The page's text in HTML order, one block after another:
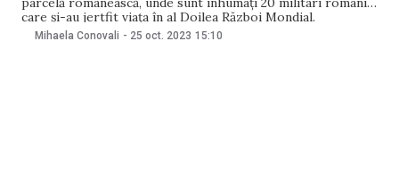
care și-au jertfit viața în al Doilea Război Mondial.
Precizările au fost făcute de reprezentanții Ministerului
Mihaela Conovali - 25 oct. 2023 15:10